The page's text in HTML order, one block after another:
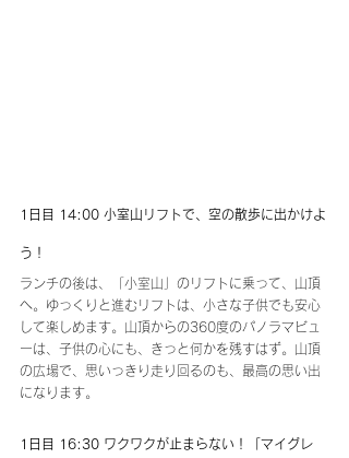
1日目 14:00 小室山リフトで、空の散歩に出かけよ
う！
ランチの後は、「小室山」のリフトに乗って、山頂
へ。ゆっくりと進むリフトは、小さな子供でも安心
して楽しめます。山頂からの360度のパノラマビュ
ーは、子供の心にも、きっと何かを残すはず。山頂
の広場で、思いっきり走り回るのも、最高の思い出
になります。
1日目 16:30 ワクワクが止まらない！「マイグレ